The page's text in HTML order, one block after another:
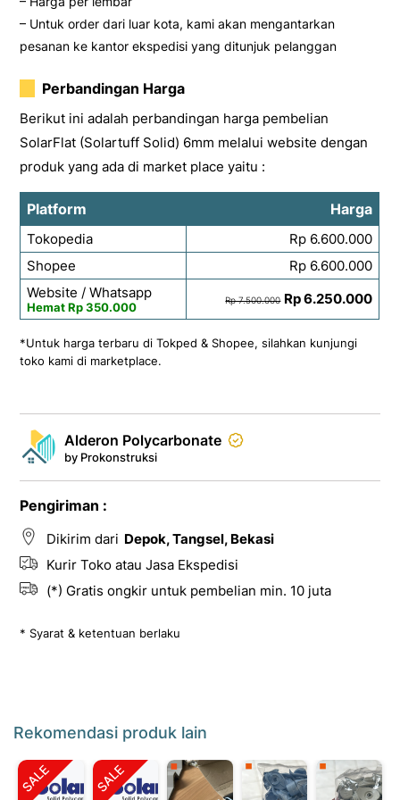
– Untuk order dari luar kota, kami akan mengantarkan
pesanan ke kantor ekspedisi yang ditunjuk pelanggan
Perbandingan Harga
Berikut ini adalah perbandingan harga pembelian
SolarFlat (Solartuff Solid) 6mm melalui website dengan
produk yang ada di market place yaitu :
Platform Harga
Tokopedia
Rp 6.600.000
Shopee
Rp 6.600.000
Website / Whatsapp
Hemat Rp 350.000
Rp 7.500.000 Rp 6.250.000
*Untuk harga terbaru di Tokped & Shopee, silahkan kunjungi
toko kami di marketplace.
Alderon Polycarbonate
by Prokonstruksi
Pengiriman :
Dikirim dari Depok, Tangsel, Bekasi
Kurir Toko atau Jasa Ekspedisi
(*) Gratis ongkir untuk pembelian min. 10 juta
* Syarat & ketentuan berlaku
Rekomendasi produk lain
SALE SALE